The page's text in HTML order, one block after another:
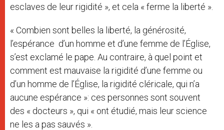
esclaves de leur rigidité », et cela « ferme la liberté ».
« Combien sont belles la liberté, la générosité,
l’espérance d’un homme et d’une femme de l’Église,
s’est exclamé le pape. Au contraire, à quel point et
comment est mauvaise la rigidité d’une femme ou
d’un homme de l’Église, la rigidité cléricale, qui n’a
aucune espérance »: ces personnes sont souvent
des « docteurs », qui « ont étudié, mais leur science
ne les a pas sauvés ».